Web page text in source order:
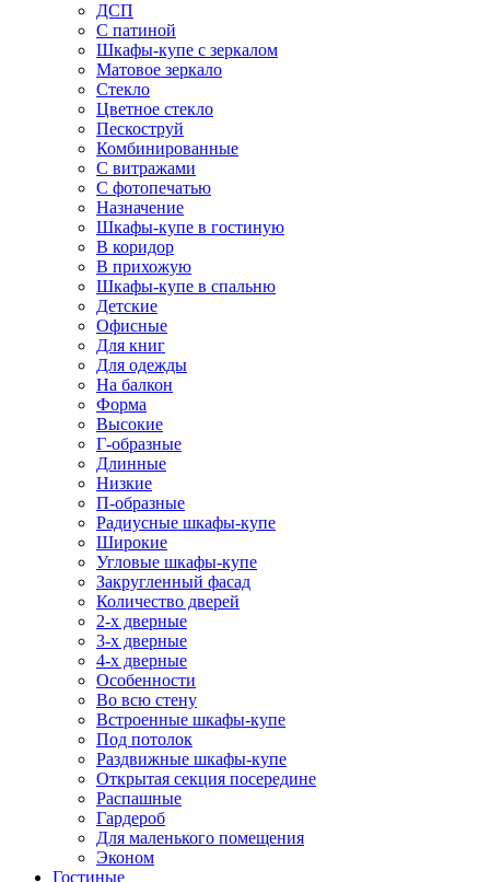
ДСП
С патиной
Шкафы-купе с зеркалом
Матовое зеркало
Стекло
Цветное стекло
Пескоструй
Комбинированные
С витражами
С фотопечатью
Назначение
Шкафы-купе в гостиную
В коридор
В прихожую
Шкафы-купе в спальню
Детские
Офисные
Для книг
Для одежды
На балкон
Форма
Высокие
Г-образные
Длинные
Низкие
П-образные
Радиусные шкафы-купе
Широкие
Угловые шкафы-купе
Закругленный фасад
Количество дверей
2-х дверные
3-х дверные
4-х дверные
Особенности
Во всю стену
Встроенные шкафы-купе
Под потолок
Раздвижные шкафы-купе
Открытая секция посередине
Распашные
Гардероб
Для маленького помещения
Эконом
Гостиные